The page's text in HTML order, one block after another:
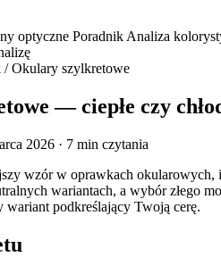
optyczne Poradnik Analiza
/ Okulary szylkretowe
— ciepłe czy
2026 · 7 min czytania
wzór w oprawkach
wariantach, a wybór złego
wariant podkreślający Twoją cerę.